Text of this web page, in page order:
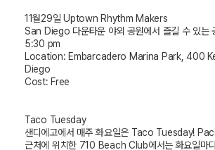
11월29일Uptown Rhythm Makers
San Diego 다운타운 야외 공원에서 즐길 수 있는
5:30 pm
Location: Embarcadero Marina Park, 400
Diego
Cost: Free
Taco Tuesday
샌디에고에서 매주 화요일은 Taco Tuesday!
근처에 위치한 710 Beach Club에서는 화요일마